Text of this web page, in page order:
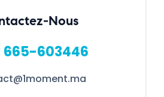
Nous
665-603446